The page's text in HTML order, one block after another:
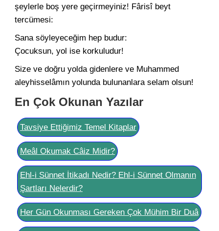
şeylerle boş yere geçirmeyiniz! Fârisî beyt
tercümesi:
Sana söyleyeceğim hep budur:
Çocuksun, yol ise korkuludur!
Size ve doğru yolda gidenlere ve Muhammed
aleyhisselâmın yolunda bulunanlara selam olsun!
En Çok Okunan Yazılar
Tavsiye Ettiğimiz Temel Kitaplar
Meâl Okumak Câiz Midir?
Ehl-i Sünnet İtikadı Nedir? Ehl-i Sünnet Olmanın
Şartları Nelerdir?
Her Gün Okunması Gereken Çok Mühim Bir Duâ